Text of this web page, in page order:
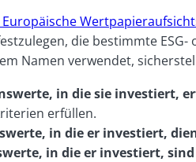
die bestimmte
Namen verwendet,
in die sie investiert,
erfüllen.
in die er investiert,
in die er investiert,